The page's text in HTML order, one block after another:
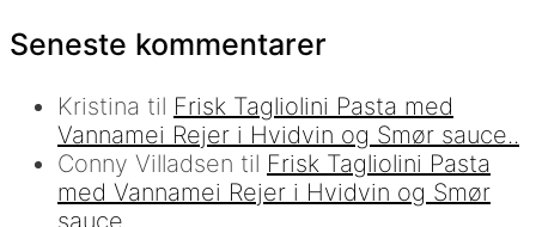
Seneste kommentarer
Kristina til Frisk Tagliolini Pasta med
Vannamei Rejer i Hvidvin og Smør sauce..
Conny Villadsen til Frisk Tagliolini Pasta
med Vannamei Rejer i Hvidvin og Smør
sauce..